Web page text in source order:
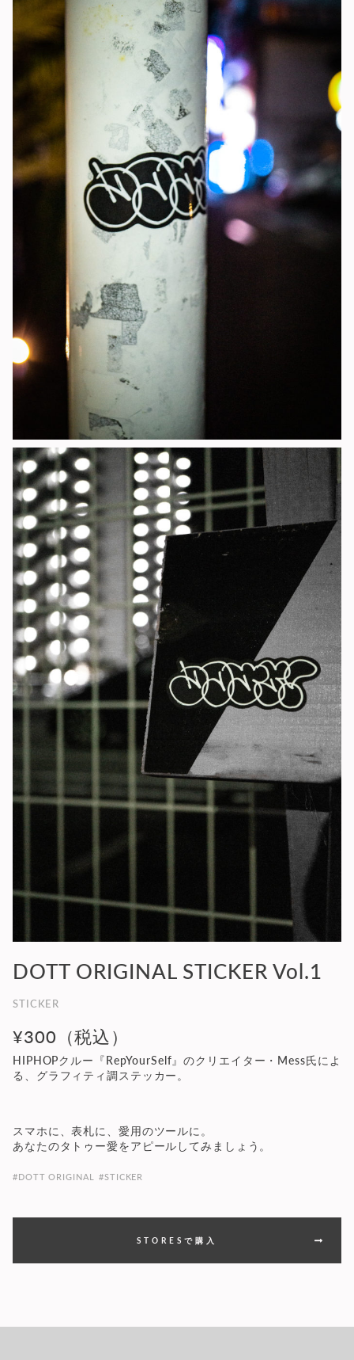
DOTT ORIGINAL STICKER Vol.1
STICKER
¥300（税込）
HIPHOPクルー『RepYourSelf』のクリエイター・Mess氏によ
る、グラフィティ調ステッカー。
スマホに、表札に、愛用のツールに。
あなたのタトゥー愛をアピールしてみましょう。
#DOTT ORIGINAL #STICKER
STORESで購入